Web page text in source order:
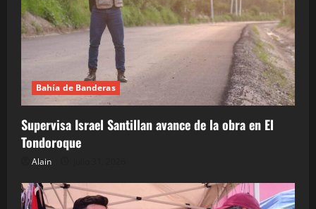
Bahía de Banderas
Supervisa Israel Santillan avance de la obra en El
Tondoroque
Alain